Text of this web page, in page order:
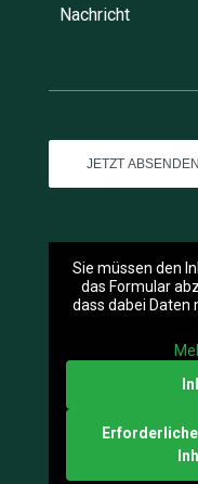
Sie müssen den
das Formular
dass dabei